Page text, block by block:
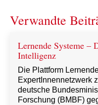
Verwandte
Lernende Systeme –
Intelligenz
Die Plattform
ExpertInnennetzwerk
deutsche
Forschung (BMBF)